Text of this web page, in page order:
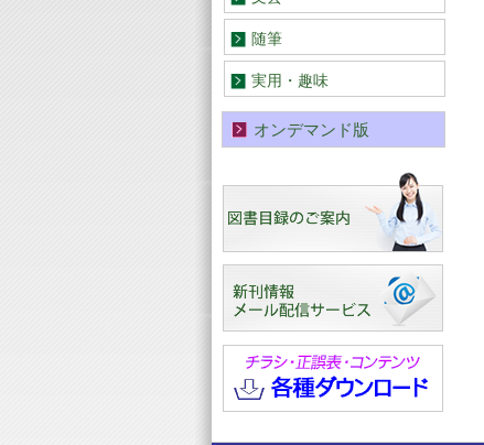
小説・童話
歌集・詩集・句集
文芸評論
随筆
実用・趣味
オンデマンド版